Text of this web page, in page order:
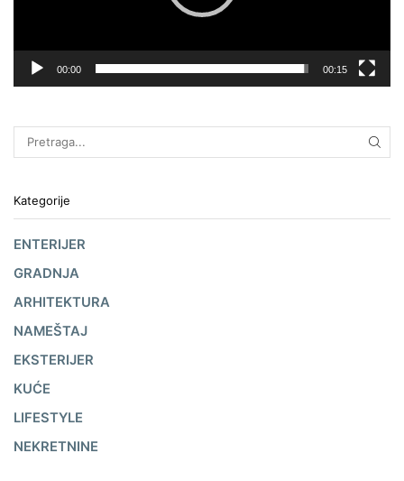
00:00 00:15
Kategorije
ENTERIJER
GRADNJA
ARHITEKTURA
NAMEŠTAJ
EKSTERIJER
KUĆE
LIFESTYLE
NEKRETNINE